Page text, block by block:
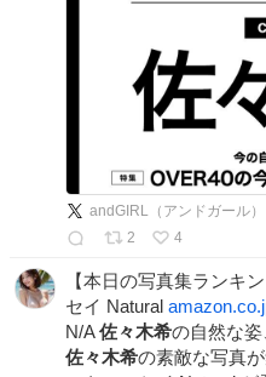
andGIRL（アンドガール）
2
4
【本日の写真集ランキ
セイ Natural
N/A佐々木希の自然な
佐々木希の素敵な写真